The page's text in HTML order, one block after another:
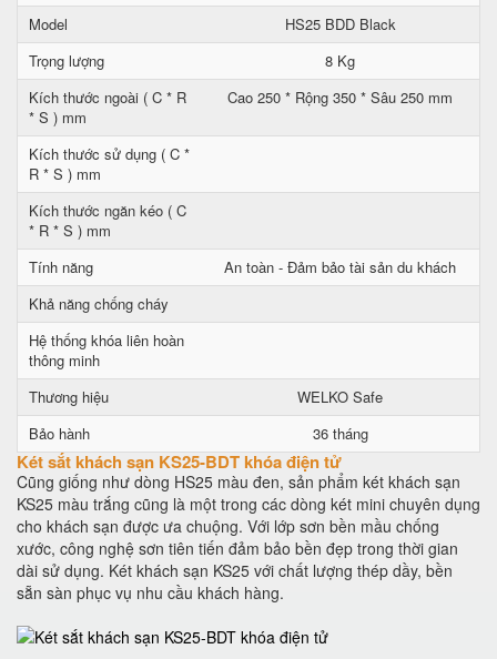
Model
HS25 BDD Black
Trọng lượng
8 Kg
Kích thước ngoài ( C * R
* S ) mm
Cao 250 * Rộng 350 * Sâu 250 mm
Kích thước sử dụng ( C *
R * S ) mm
Kích thước ngăn kéo ( C
* R * S ) mm
Tính năng
An toàn - Đảm bảo tài sản du khách
Khả năng chống cháy
Hệ thống khóa liên hoàn
thông minh
Thương hiệu
WELKO Safe
Bảo hành
36 tháng
Két sắt khách sạn KS25-BDT khóa điện tử
Cũng giống như dòng HS25 màu đen, sản phẩm két khách sạn
KS25 màu trắng cũng là một trong các dòng két mini chuyên dụng
cho khách sạn được ưa chuộng. Với lớp sơn bền mầu chống
xước, công nghệ sơn tiên tiến đảm bảo bền đẹp trong thời gian
dài sử dụng. Két khách sạn KS25 với chất lượng thép dầy, bền
sẵn sàn phục vụ nhu cầu khách hàng.